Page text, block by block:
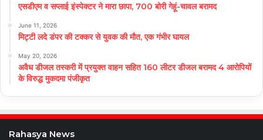
एसडीएम व सप्लाई इंस्पेक्टर ने मारा छापा, 700 बोरी गेहूं-चावल बरामद
June 11, 2026
मिट्टी लदे डंपर की टक्कर से युवक की मौत, एक गंभीर घायल
May 20, 2026
अवैध डीजल तस्करी में प्रयुक्त वाहन सहित 160 लीटर डीजल बरामद 4 आरोपियों
के विरुद्ध मुकदमा पंजीकृत
Rahasya News